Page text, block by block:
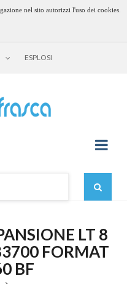
nel sito autorizzi l'uso dei cookies.
ESPLOSI
LT 8
FORMAT
BF